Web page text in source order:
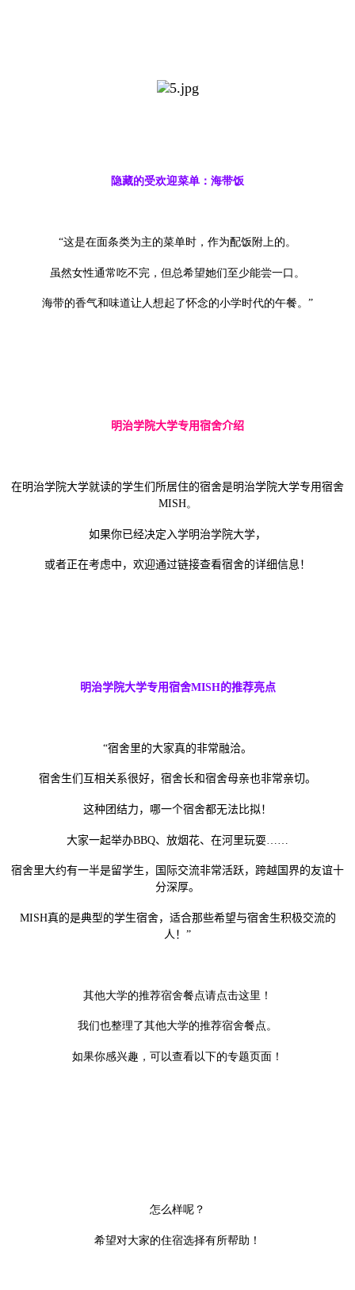
隐藏的受欢迎菜单：海带饭
“这是在面条类为主的菜单时，作为配饭附上的。
虽然女性通常吃不完，但总希望她们至少能尝一口。
海带的香气和味道让人想起了怀念的小学时代的午餐。”
明治学院大学专用宿舍介绍
在明治学院大学就读的学生们所居住的宿舍是明治学院大学专用宿舍
MISH。
如果你已经决定入学明治学院大学，
或者正在考虑中，欢迎通过链接查看宿舍的详细信息！
明治学院大学专用宿舍MISH的推荐亮点
“宿舍里的大家真的非常融洽。
宿舍生们互相关系很好，宿舍长和宿舍母亲也非常亲切。
这种团结力，哪一个宿舍都无法比拟！
大家一起举办BBQ、放烟花、在河里玩耍
宿舍里大约有一半是留学生，国际交流非常活跃，跨越国界的友谊十
分深厚。
MISH真的是典型的学生宿舍，适合那些希望与宿舍生积极交流的
人！ ”
其他大学的推荐宿舍餐点请点击这里！
我们也整理了其他大学的推荐宿舍餐点。
如果你感兴趣，可以查看以下的专题页面！
怎么样呢？
希望对大家的住宿选择有所帮助！